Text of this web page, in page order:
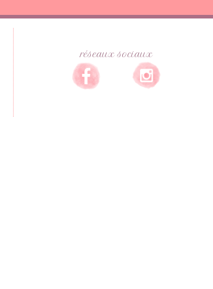
réseaux sociaux